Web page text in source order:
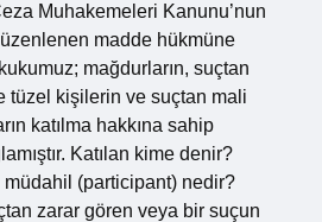
Muhakemeleri Kanunu’nun
madde hükmüne
mağdurların, suçtan
tüzel kişilerin ve suçtan mali
katılma hakkına sahip
Katılan kime denir?
(participant) nedir?
zarar gören veya bir suçun